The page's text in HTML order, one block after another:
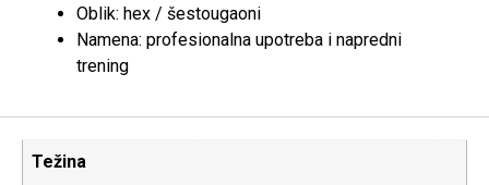
Oblik: hex / šestougaoni
Namena: profesionalna upotreba i napredni
trening
Težina